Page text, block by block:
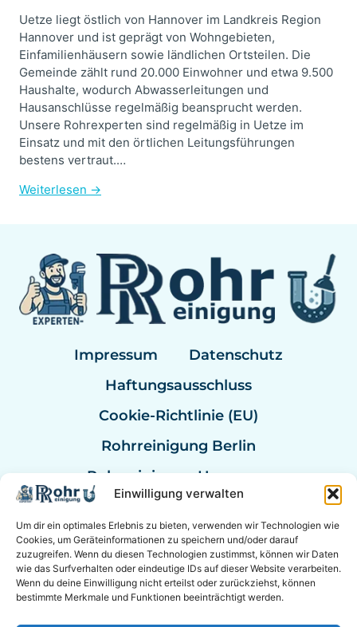
Einwilligung verwalten
Um dir ein optimales Erlebnis zu bieten, verwenden wir Technologien wie
Cookies, um Geräteinformationen zu speichern und/oder darauf
zuzugreifen. Wenn du diesen Technologien zustimmst, können wir Daten
wie das Surfverhalten oder eindeutige IDs auf dieser Website verarbeiten.
Wenn du deine Einwilligung nicht erteilst oder zurückziehst, können
bestimmte Merkmale und Funktionen beeinträchtigt werden.
Uetze liegt östlich von Hannover im Landkreis Region
Hannover und ist geprägt von Wohngebieten,
Einfamilienhäusern sowie ländlichen Ortsteilen. Die
Gemeinde zählt rund 20.000 Einwohner und etwa 9.500
Haushalte, wodurch Abwasserleitungen und
Hausanschlüsse regelmäßig beansprucht werden.
Unsere Rohrexperten sind regelmäßig in Uetze im
Einsatz und mit den örtlichen Leitungsführungen
bestens vertraut.…
Weiterlesen →
Impressum
Datenschutz
Haftungsausschluss
Cookie-Richtlinie (EU)
Rohrreinigung Berlin
Rohrreinigung Hannover
Rohrreinigung Bremen
Rohrreinigung Kassel
Rohrreinigung Mannheim
Rohrexperten Deutschland